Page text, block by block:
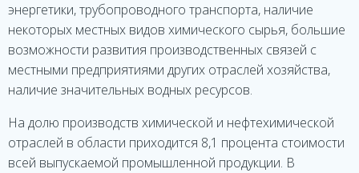
энергетики, трубопроводного транспорта, наличие
некоторых местных видов химического сырья, большие
возможности развития производственных связей с
местными предприятиями других отраслей хозяйства,
наличие значительных водных ресурсов.
На долю производств химической и нефтехимической
отраслей в области приходится 8,1 процента стоимости
всей выпускаемой промышленной продукции. В